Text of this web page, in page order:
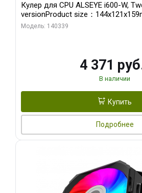
Кулер для CPU ALSEYE i600-W,
versionProduct size：
270WSoldering technology CD
Модель: 140339
4 371
В наличии
Купить
Подробнее